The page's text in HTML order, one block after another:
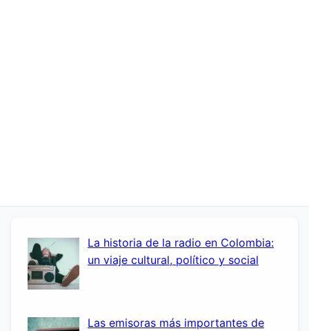
La historia de la radio en Colombia:
un viaje cultural, político y social
Las emisoras más importantes de